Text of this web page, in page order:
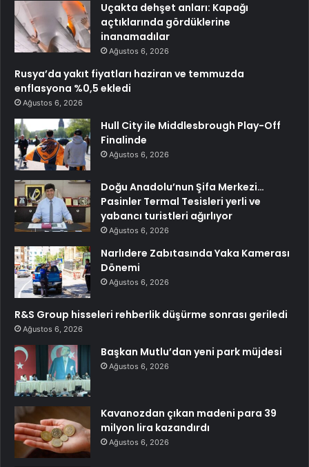
Uçakta dehşet anları: Kapağı
açtıklarında gördüklerine
inanamadılar
Ağustos 6, 2026
Rusya’da yakıt fiyatları haziran ve temmuzda
enflasyona %0,5 ekledi
Ağustos 6, 2026
Hull City ile Middlesbrough Play-Off
Finalinde
Ağustos 6, 2026
Doğu Anadolu’nun Şifa Merkezi…
Pasinler Termal Tesisleri yerli ve
yabancı turistleri ağırlıyor
Ağustos 6, 2026
Narlıdere Zabıtasında Yaka Kamerası
Dönemi
Ağustos 6, 2026
R&S Group hisseleri rehberlik düşürme sonrası geriledi
Ağustos 6, 2026
Başkan Mutlu’dan yeni park müjdesi
Ağustos 6, 2026
Kavanozdan çıkan madeni para 39
milyon lira kazandırdı
Ağustos 6, 2026